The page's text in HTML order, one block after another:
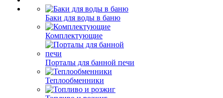
Баки для воды в баню
Комплектующие
Порталы для банной печи
Теплообменники